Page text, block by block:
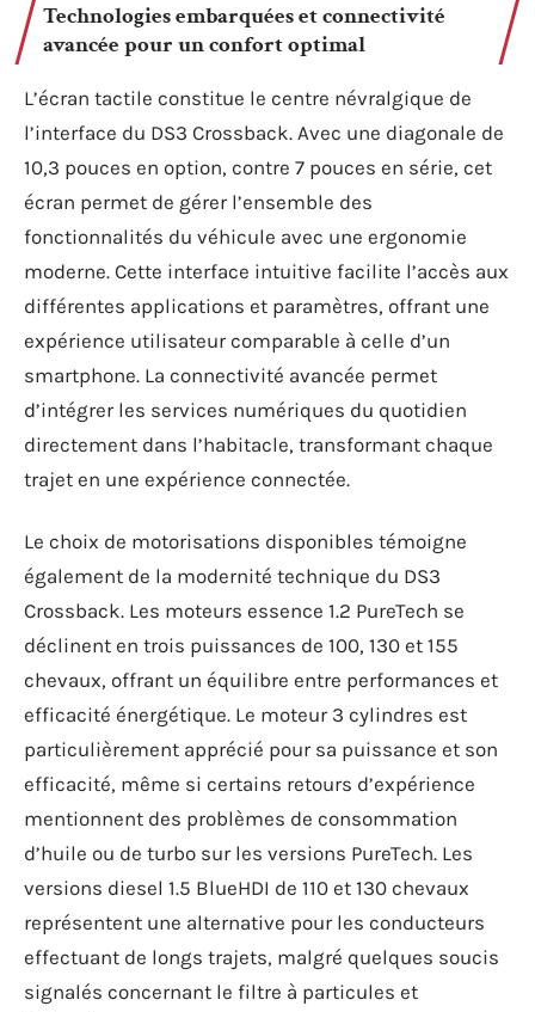
Technologies embarquées et connectivité
avancée pour un confort optimal
L’écran tactile constitue le centre névralgique de
l’interface du DS3 Crossback. Avec une diagonale de
10,3 pouces en option, contre 7 pouces en série, cet
écran permet de gérer l’ensemble des
fonctionnalités du véhicule avec une ergonomie
moderne. Cette interface intuitive facilite l’accès aux
différentes applications et paramètres, offrant une
expérience utilisateur comparable à celle d’un
smartphone. La connectivité avancée permet
d’intégrer les services numériques du quotidien
directement dans l’habitacle, transformant chaque
trajet en une expérience connectée.
Le choix de motorisations disponibles témoigne
également de la modernité technique du DS3
Crossback. Les moteurs essence 1.2 PureTech se
déclinent en trois puissances de 100, 130 et 155
chevaux, offrant un équilibre entre performances et
efficacité énergétique. Le moteur 3 cylindres est
particulièrement apprécié pour sa puissance et son
efficacité, même si certains retours d’expérience
mentionnent des problèmes de consommation
d’huile ou de turbo sur les versions PureTech. Les
versions diesel 1.5 BlueHDI de 110 et 130 chevaux
représentent une alternative pour les conducteurs
effectuant de longs trajets, malgré quelques soucis
signalés concernant le filtre à particules et